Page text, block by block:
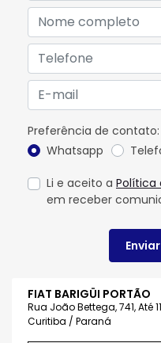
FIAT BARIGÜI PORTÃO
Rua João Bettega, 741, Até
Curitiba / Paraná
Preferência de contato:
Whatsapp
Li e aceito a Política
em receber